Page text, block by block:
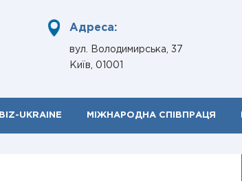
Адреса:
вул. Володимирська, 37
Київ, 01001
BIZ-UKRAINE МІЖНАРОДНА СПІВПРАЦЯ